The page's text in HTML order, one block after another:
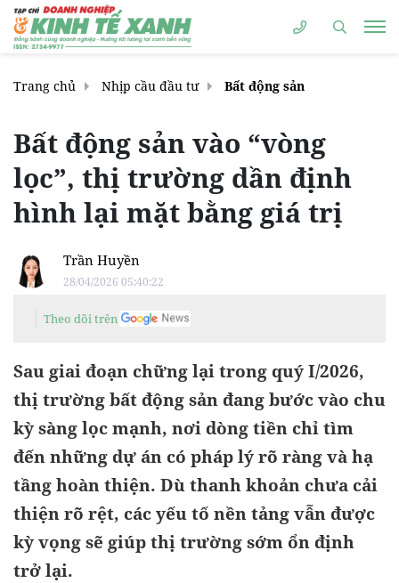
Trang chủ Nhịp cầu đầu tư Bất động sản
Bất động sản vào “vòng
lọc”, thị trường dần định
hình lại mặt bằng giá trị
Trần Huyền
28/04/2026 05:40:22
Theo dõi trên
Sau giai đoạn chững lại trong quý I/2026,
thị trường bất động sản đang bước vào chu
kỳ sàng lọc mạnh, nơi dòng tiền chỉ tìm
đến những dự án có pháp lý rõ ràng và hạ
tầng hoàn thiện. Dù thanh khoản chưa cải
thiện rõ rệt, các yếu tố nền tảng vẫn được
kỳ vọng sẽ giúp thị trường sớm ổn định
trở lại.